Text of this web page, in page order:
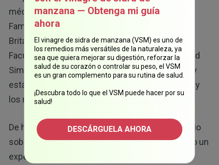
médico en el Instituto de Investigación Infantil y
Familiar del Hospital de Niños en Colombia
Británica. El Dr. Bruce también es profesor en la
Facultad de Ciencias de la Salud de la Universidad
Simon Fraser en Vancouver, Columbia Británica y
está muy familiarizado con los peligros del flúor y
los niños.
De hecho, fue llamadopara testificar
en el juicio
sobre flúor de TSCA contra la EPA y sigue siendo un
experto en flúor y su exposición en los niños. Al
manzana — Obtenga mi guía
ahora
El vinagre de sidra de manzana (VSM) es uno de
los remedios más versátiles de la naturaleza, ya
sea que quiera mejorar su digestión, reforzar la
salud de su corazón o controlar su peso, el VSM
es un gran complemento para su rutina de salud.
¡Descubra todo lo que el VSM puede hacer por su
salud!
DESCÁRGUELA AHORA